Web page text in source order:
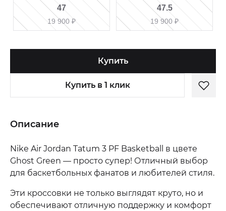
47
19 900 ₽
47.5
19 900 ₽
Купить
Купить в 1 клик
Описание
Nike Air Jordan Tatum 3 PF Basketball в цвете
Ghost Green — просто супер! Отличный выбор
для баскетбольных фанатов и любителей стиля.
Эти кроссовки не только выглядят круто, но и
обеспечивают отличную поддержку и комфорт